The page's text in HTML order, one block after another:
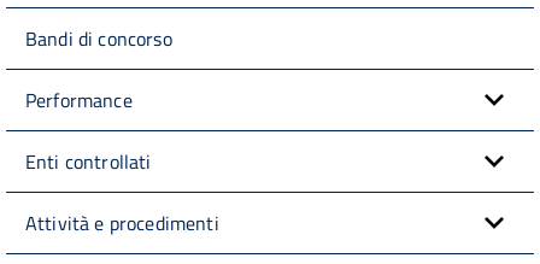
Bandi di concorso
Performance
Enti controllati
Attività e procedimenti